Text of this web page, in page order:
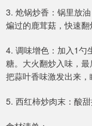
3. 炝锅炒香：锅里放
煸过的鹿茸菇，快速翻
4. 调味增色：加入1勺
糖。大火翻炒入味，
把蒜叶香味激发出来，
5. 西红柿炒肉末：酸